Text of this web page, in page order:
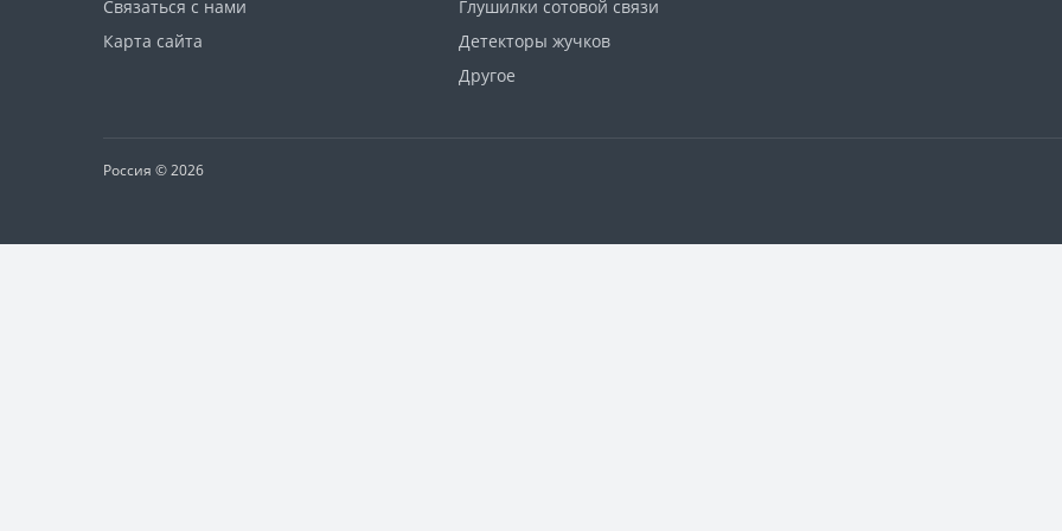
Связаться с нами
Карта сайта
Глушилки сотовой связи
Детекторы жучков
Другое
Россия © 2026